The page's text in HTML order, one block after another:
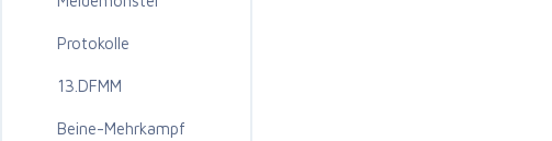
Protokolle
13.DFMM
Beine-Mehrkampf